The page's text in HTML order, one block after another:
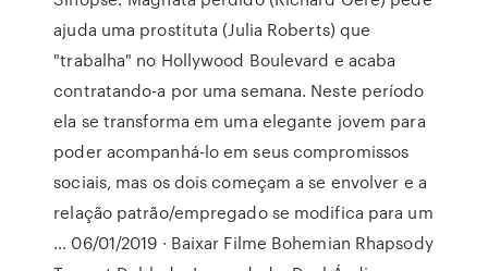
ajuda uma prostituta (Julia Roberts) que
"trabalha" no Hollywood Boulevard e acaba
contratando-a por uma semana. Neste período
ela se transforma em uma elegante jovem para
poder acompanhá-lo em seus compromissos
sociais, mas os dois começam a se envolver e a
relação patrão/empregado se modifica para um
… 06/01/2019 · Baixar Filme Bohemian Rhapsody